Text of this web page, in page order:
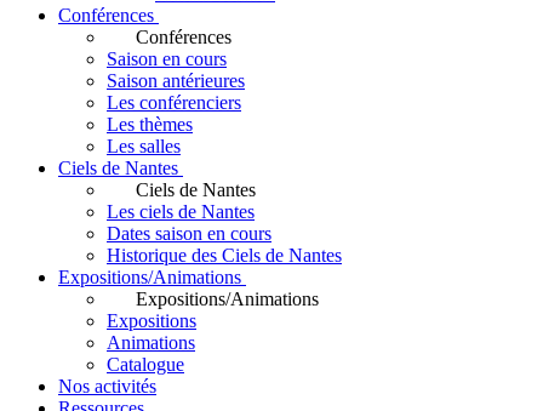
Conférences
Conférences
Saison en cours
Saison antérieures
Les conférenciers
Les thèmes
Les salles
Ciels de Nantes
Ciels de Nantes
Les ciels de Nantes
Dates saison en cours
Historique des Ciels de Nantes
Expositions/Animations
Expositions/Animations
Expositions
Animations
Catalogue
Nos activités